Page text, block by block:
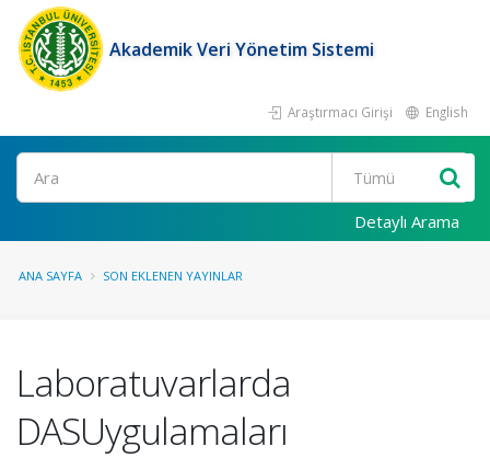
Akademik Veri Yönetim Sistemi
Araştırmacı Girişi English
Ara
Detaylı Arama
ANA SAYFA SON EKLENEN YAYINLAR
Laboratuvarlarda
DASUygulamaları